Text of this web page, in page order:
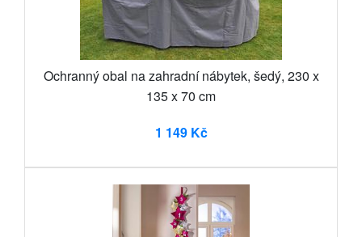
Ochranný obal na zahradní nábytek, šedý, 230 x
135 x 70 cm
1 149 Kč